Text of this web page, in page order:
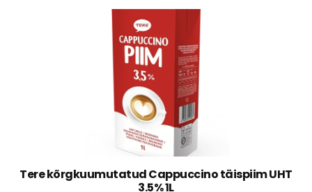
Tere kõrgkuumutatud Cappuccino täispiim UHT
3.5% 1L